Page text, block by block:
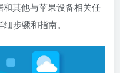
其他与苹果设备相关任
步骤和指南。